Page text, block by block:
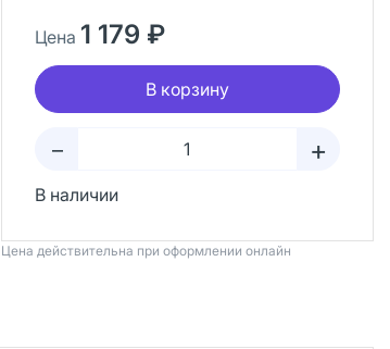
Цена 1 179 ₽
В корзину
– +
В наличии
Цена действительна при оформлении онлайн